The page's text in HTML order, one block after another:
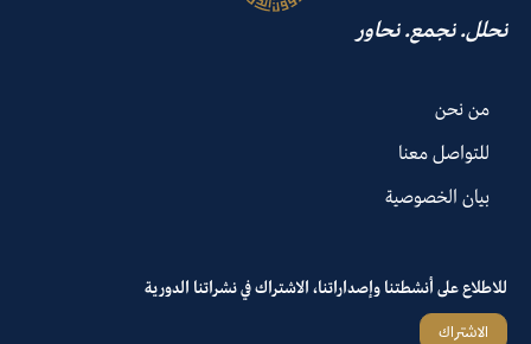
نحلل. نجمع. نحاور
من نحن
للتواصل معنا
بيان الخصوصية
للاطلاع على أنشطتنا وإصداراتنا، الاشتراك في نشراتنا الدورية
الاشتراك